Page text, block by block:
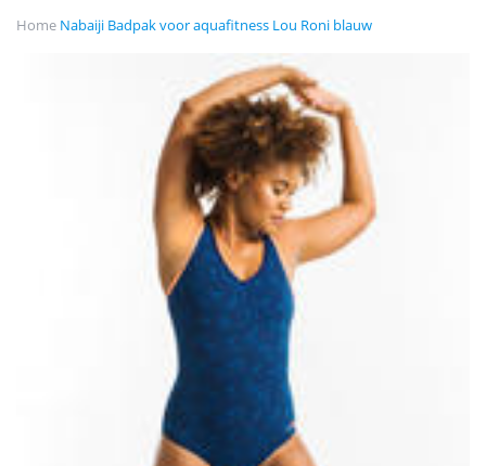
Home Nabaiji Badpak voor aquafitness Lou Roni blauw